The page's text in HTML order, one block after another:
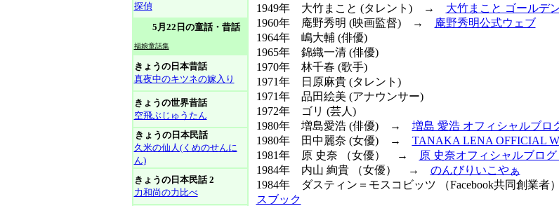
探偵
5月22日の童話・昔話
福娘童話集
きょうの日本昔話
真夜中のキツネの嫁入り
きょうの世界昔話
空飛ぶじゅうたん
きょうの日本民話
久米の仙人(くめのせんに
ん)
きょうの日本民話 2
力和尚の力比べ
1949年 大竹まこと (タレント) → 大竹まこと ゴールデ
1960年 庵野秀明 (映画監督) →
庵野秀明公式ウェブ
1964年 嶋大輔 (俳優)
1965年 錦織一清 (俳優)
1970年 林千春 (歌手)
1971年 日原麻貴 (タレント)
1971年 品田絵美 (アナウンサー)
1972年 ゴリ (芸人)
1980年 増島愛浩 (俳優) → 増島 愛浩 オフィシャルブロ
1980年 田中麗奈 (女優) → TANAKA LENA OFFICIAL
1981年 原 史奈 （女優） →
原 史奈オフィシャルブログ
1984年 内山 絢貴 （女優） → のんびりいこやぁ
1984年 ダスティン＝モスコビッツ （Facebook共同創業
スブック